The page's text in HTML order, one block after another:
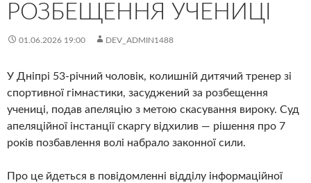
РОЗБЕЩЕННЯ УЧЕНИЦІ
01.06.2026 19:00 DEV_ADMIN1488
У Дніпрі 53-річний чоловік, колишній дитячий тренер зі
спортивної гімнастики, засуджений за розбещення
учениці, подав апеляцію з метою скасування вироку. Суд
апеляційної інстанції скаргу відхилив — рішення про 7
років позбавлення волі набрало законної сили.
Про це йдеться в повідомленні відділу інформаційної